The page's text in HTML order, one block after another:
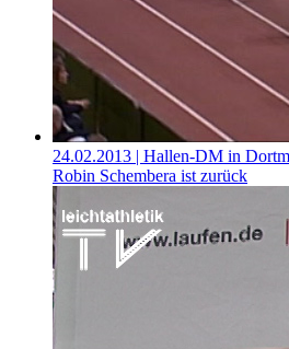
24.02.2013 | Hallen-DM in
Robin Schembera ist zurück